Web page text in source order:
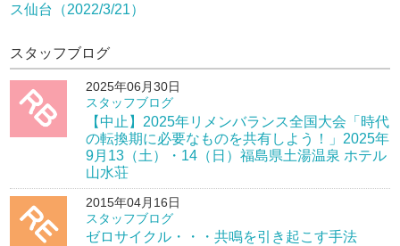
ス仙台（2022/3/21）
スタッフブログ
2025年06月30日
スタッフブログ
【中止】2025年リメンバランス全国大会「時代
の転換期に必要なものを共有しよう！」2025年
9月13（土）・14（日）福島県土湯温泉 ホテル
山水荘
2015年04月16日
スタッフブログ
ゼロサイクル・・・共鳴を引き起こす手法